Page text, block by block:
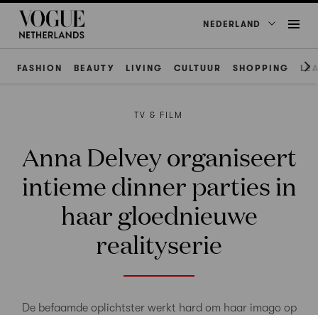
NEDERLAND
FASHION BEAUTY LIVING CULTUUR SHOPPING
TV & FILM
Anna Delvey organiseert
intieme dinner parties in
haar gloednieuwe
realityserie
De befaamde oplichtster werkt hard om haar imago op